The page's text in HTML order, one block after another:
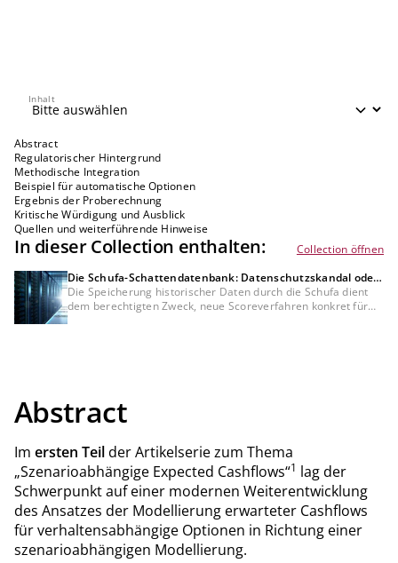
Inhalt
Inhalt
Abstract
Regulatorischer Hintergrund
Methodische Integration
Beispiel für automatische Optionen
Ergebnis der Proberechnung
Kritische Würdigung und Ausblick
Quellen und weiterführende Hinweise
In dieser Collection enthalten:
Collection öffnen
Die Schufa-Schattendatenbank: Datenschutzskandal oder
Bedürfnis der Kreditwirtschaft?
Die Speicherung historischer Daten durch die Schufa dient
dem berechtigten Zweck, neue Scoreverfahren konkret für
Abstract
Im ersten Teilder Artikelserie zum Thema
„Szenarioabhängige Expected Cashflows“1 lag der
Schwerpunkt auf einer modernen Weiterentwicklung
des Ansatzes der Modellierung erwarteter Cashflows
für verhaltensabhängige Optionen in Richtung einer
szenarioabhängigen Modellierung.